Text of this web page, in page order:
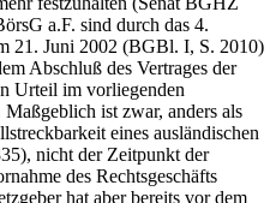
a.F. sind durch das 4.
21. Juni 2002 (BGBl. I, S. 2010)
Abschluß des Vertrages der
Urteil im vorliegenden
ist zwar, anders als
eines ausländischen
nicht der Zeitpunkt der
des Rechtsgeschäfts
hat aber bereits vor dem